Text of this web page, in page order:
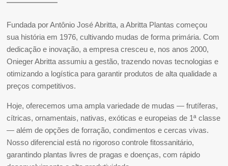
Fundada por Antônio José Abritta, a Abritta Plantas começou
sua história em 1976, cultivando mudas de forma primária. Com
dedicação e inovação, a empresa cresceu e, nos anos 2000,
Onieger Abritta assumiu a gestão, trazendo novas tecnologias e
otimizando a logística para garantir produtos de alta qualidade a
preços competitivos.
Hoje, oferecemos uma ampla variedade de mudas — frutíferas,
cítricas, ornamentais, nativas, exóticas e europeias de 1ª classe
— além de opções de forração, condimentos e cercas vivas.
Nosso diferencial está no rigoroso controle fitossanitário,
garantindo plantas livres de pragas e doenças, com rápido